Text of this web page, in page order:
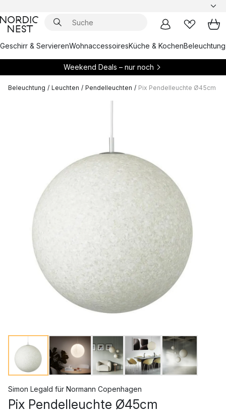
Geschirr & ServierenWohnaccessoiresKüche & KochenBeleuchtung
Weekend Deals – nur noch
Beleuchtung / Leuchten / Pendelleuchten / Pix Pendelleuchte Ø45cm
Simon Legald für Normann Copenhagen
Pix Pendelleuchte Ø45cm